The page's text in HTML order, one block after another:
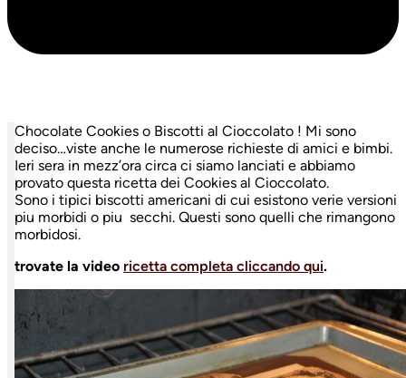
Chocolate Cookies o Biscotti al Cioccolato ! Mi sono
deciso…viste anche le numerose richieste di amici e bimbi.
Ieri sera in mezz’ora circa ci siamo lanciati e abbiamo
provato questa ricetta dei Cookies al Cioccolato.
Sono i tipici biscotti americani di cui esistono verie versioni
piu morbidi o piu secchi. Questi sono quelli che rimangono
morbidosi.
trovate la video ricetta completa cliccando qui.